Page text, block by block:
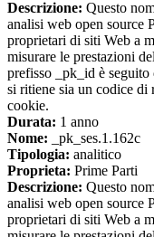
Descrizione: Questo
analisi web open source
proprietari di siti Web a
misurare le prestazioni
prefisso _pk_id è seguito
si ritiene sia un codice
cookie.
Durata: 1 anno
Nome: _pk_ses.1.162c
Tipologia: analitico
Proprieta: Prime Parti
Descrizione: Questo
analisi web open source
proprietari di siti Web a